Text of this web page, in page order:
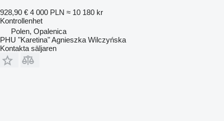
928,90 € 4 000 PLN ≈ 10 180 kr
Kontrollenhet
Polen, Opalenica
PHU "Karetina" Agnieszka Wilczyńska
Kontakta säljaren